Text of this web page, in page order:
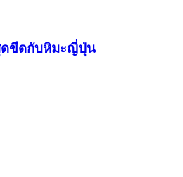
ดขีดกับหิมะญี่ปุ่น